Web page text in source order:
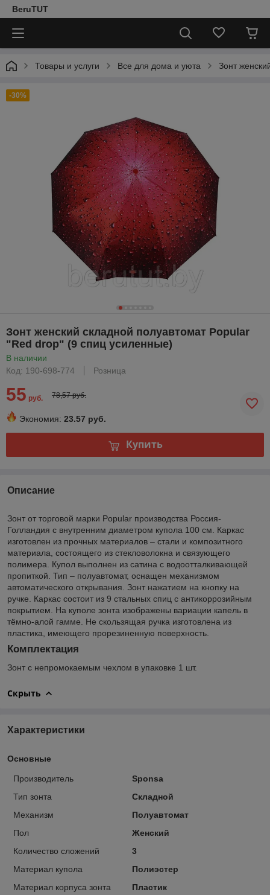
BeruTUT
Товары и услуги Все для дома и уюта Зонт
-30%
Зонт женский складной полуавтомат Popular
"Red drop" (9 спиц усиленные)
В наличии
Код: 190-698-774
Розница
55 руб. 78,57 руб.
Экономия: 23.57 руб.
Купить
Описание
Зонт от торговой марки Popular производства Россия-
Голландия с внутренним диаметром купола 100 см. Каркас
изготовлен из прочных материалов – стали и композитного
материала, состоящего из стекловолокна и связующего
полимера. Купол выполнен из сатина с водоотталкивающей
пропиткой. Тип – полуавтомат, оснащен механизмом
автоматического открывания. Зонт нажатием на кнопку на
ручке. Каркас состоит из 9 стальных спиц с антикоррозийным
покрытием. На куполе зонта изображены вариации капель в
тёмно-алой гамме. Не скользящая ручка изготовлена из
пластика, имеющего прорезиненную поверхность.
Комплектация
Зонт с непромокаемым чехлом в упаковке 1 шт.
Скрыть
Характеристики
Основные
Производитель
Sponsa
Тип зонта
Складной
Механизм
Полуавтомат
Пол
Женский
Количество сложений
3
Материал купола
Полиэстер
Материал корпуса зонта
Пластик